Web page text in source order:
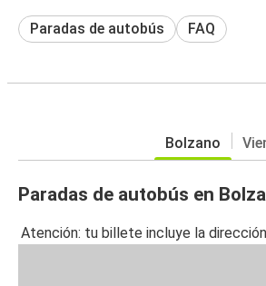
Paradas de autobús FAQ
Bolzano
Paradas de autobús en
Atención: tu billete incluye la